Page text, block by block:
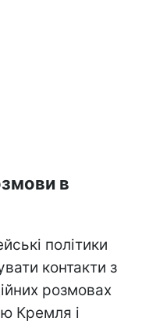
в
політики
контакти з
розмовах
Кремля і